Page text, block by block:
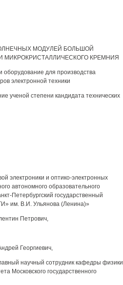
МОДУЛЕЙ БОЛЬШОЙ
КРЕМНИЯ
оборудование для производства
электронной техники
ученой степени кандидата технических
электроники и оптико-электронных
автономного образовательного
Петербургский государственный
им. В.И. Ульянова (Ленина)»
Петрович,
Георгиевич,
научный сотрудник кафедры физики
Московского государственного